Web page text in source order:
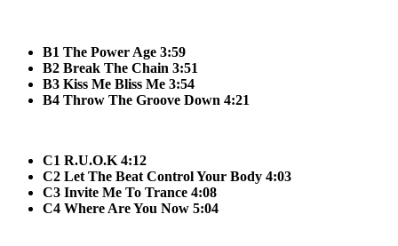
B1 The Power Age 3:59
B2 Break The Chain 3:51
B3 Kiss Me Bliss Me 3:54
B4 Throw The Groove Down 4:21
C1 R.U.O.K 4:12
C2 Let The Beat Control Your Body 4:03
C3 Invite Me To Trance 4:08
C4 Where Are You Now 5:04